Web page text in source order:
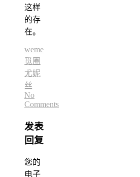
这样
的存
在。
weme
觅圈
尤妮
丝
No
Comments
发表
回复
您的
电子